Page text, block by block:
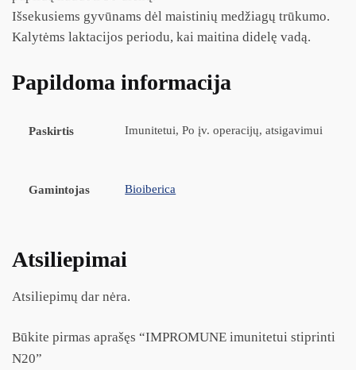
Išsekusiems gyvūnams dėl maistinių medžiagų trūkumo.
Kalytėms laktacijos periodu, kai maitina didelę vadą.
Papildoma informacija
Paskirtis Imunitetui, Po įv. operacijų, atsigavimui
Gamintojas Bioiberica
Atsiliepimai
Atsiliepimų dar nėra.
Būkite pirmas aprašęs “IMPROMUNE imunitetui stiprinti
N20”